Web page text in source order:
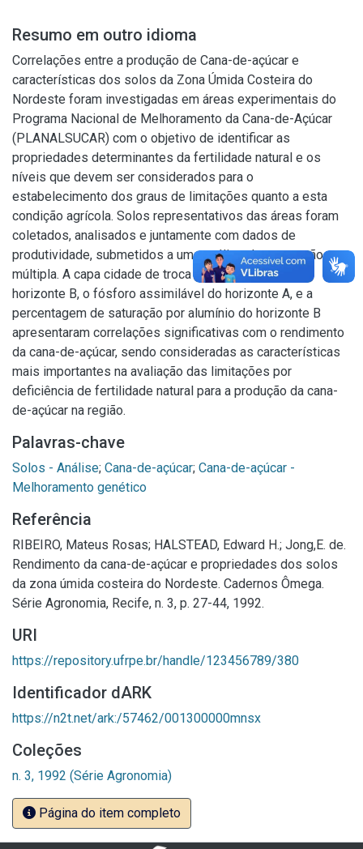
Resumo em outro idioma
Correlações entre a produção de Cana-de-açúcar e
características dos solos da Zona Úmida Costeira do
Nordeste foram investigadas em áreas experimentais do
Programa Nacional de Melhoramento da Cana-de-Açúcar
(PLANALSUCAR) com o objetivo de identificar as
propriedades determinantes da fertilidade natural e os
níveis que devem ser considerados para o
estabelecimento dos graus de limitações quanto a esta
condição agrícola. Solos representativos das áreas foram
coletados, analisados e juntamente com dados de
produtividade, submetidos a uma análise de regressão
múltipla. A capa cidade de troca de cátions (CTC) do
horizonte B, o fósforo assimilável do horizonte A, e a
percentagem de saturação por alumínio do horizonte B
apresentaram correlações significativas com o rendimento
da cana-de-açúcar, sendo consideradas as características
mais importantes na avaliação das limitações por
deficiência de fertilidade natural para a produção da cana-
de-açúcar na região.
Palavras-chave
Solos - Análise; Cana-de-açúcar; Cana-de-açúcar -
Melhoramento genético
Referência
RIBEIRO, Mateus Rosas; HALSTEAD, Edward H.; Jong,E. de.
Rendimento da cana-de-açúcar e propriedades dos solos
da zona úmida costeira do Nordeste. Cadernos Ômega.
Série Agronomia, Recife, n. 3, p. 27-44, 1992.
URI
https://repository.ufrpe.br/handle/123456789/380
Identificador dARK
https://n2t.net/ark:/57462/001300000mnsx
Coleções
n. 3, 1992 (Série Agronomia)
Página do item completo